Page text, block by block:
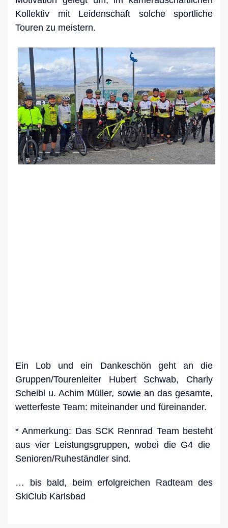
Kollektiv mit Leidenschaft solche sportliche
Touren zu meistern.
Ein Lob und ein Dankeschön geht an die
Gruppen/Tourenleiter Hubert Schwab, Charly
Scheibl u. Achim Müller, sowie an das gesamte,
wetterfeste Team: miteinander und füreinander.
* Anmerkung: Das SCK Rennrad Team besteht
aus vier Leistungsgruppen, wobei die G4 die
Senioren/Ruheständler sind.
… bis bald, beim erfolgreichen Radteam des
SkiClub Karlsbad